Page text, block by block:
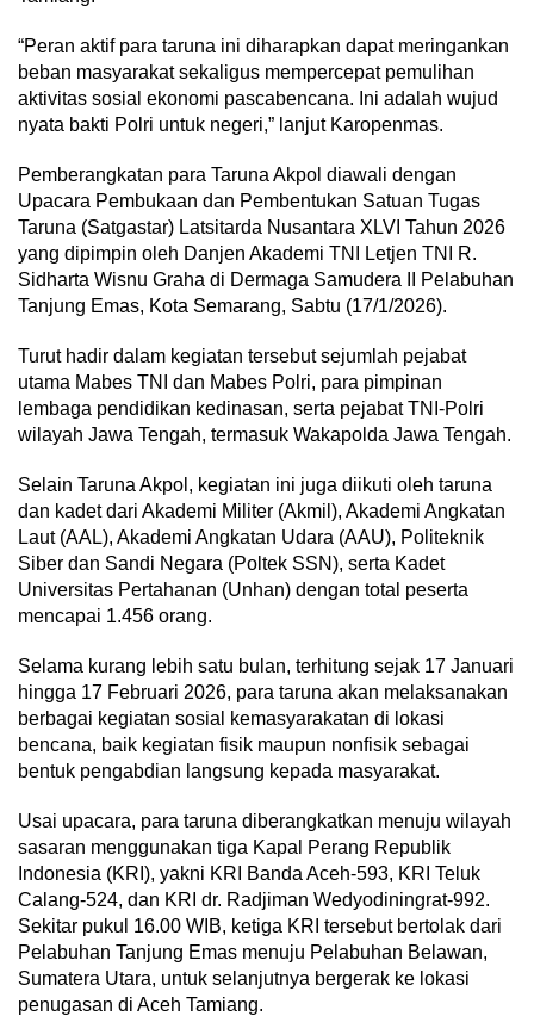
“Peran aktif para taruna ini diharapkan dapat meringankan
beban masyarakat sekaligus mempercepat pemulihan
aktivitas sosial ekonomi pascabencana. Ini adalah wujud
nyata bakti Polri untuk negeri,” lanjut Karopenmas.
Pemberangkatan para Taruna Akpol diawali dengan
Upacara Pembukaan dan Pembentukan Satuan Tugas
Taruna (Satgastar) Latsitarda Nusantara XLVI Tahun 2026
yang dipimpin oleh Danjen Akademi TNI Letjen TNI R.
Sidharta Wisnu Graha di Dermaga Samudera II Pelabuhan
Tanjung Emas, Kota Semarang, Sabtu (17/1/2026).
Turut hadir dalam kegiatan tersebut sejumlah pejabat
utama Mabes TNI dan Mabes Polri, para pimpinan
lembaga pendidikan kedinasan, serta pejabat TNI-Polri
wilayah Jawa Tengah, termasuk Wakapolda Jawa Tengah.
Selain Taruna Akpol, kegiatan ini juga diikuti oleh taruna
dan kadet dari Akademi Militer (Akmil), Akademi Angkatan
Laut (AAL), Akademi Angkatan Udara (AAU), Politeknik
Siber dan Sandi Negara (Poltek SSN), serta Kadet
Universitas Pertahanan (Unhan) dengan total peserta
mencapai 1.456 orang.
Selama kurang lebih satu bulan, terhitung sejak 17 Januari
hingga 17 Februari 2026, para taruna akan melaksanakan
berbagai kegiatan sosial kemasyarakatan di lokasi
bencana, baik kegiatan fisik maupun nonfisik sebagai
bentuk pengabdian langsung kepada masyarakat.
Usai upacara, para taruna diberangkatkan menuju wilayah
sasaran menggunakan tiga Kapal Perang Republik
Indonesia (KRI), yakni KRI Banda Aceh-593, KRI Teluk
Calang-524, dan KRI dr. Radjiman Wedyodiningrat-992.
Sekitar pukul 16.00 WIB, ketiga KRI tersebut bertolak dari
Pelabuhan Tanjung Emas menuju Pelabuhan Belawan,
Sumatera Utara, untuk selanjutnya bergerak ke lokasi
penugasan di Aceh Tamiang.